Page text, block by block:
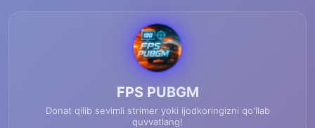
FPS PUBGM
Donat qilib sevimli strimer yoki ijodkoringizni qo'llab
quvvatlang!